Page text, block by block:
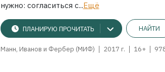
нужно: согласиться с...Ещё
ПЛАНИРУЮ ПРОЧИТАТЬ НАЙТИ
Манн, Иванов и Фербер (МИФ) 2017 г. 16+